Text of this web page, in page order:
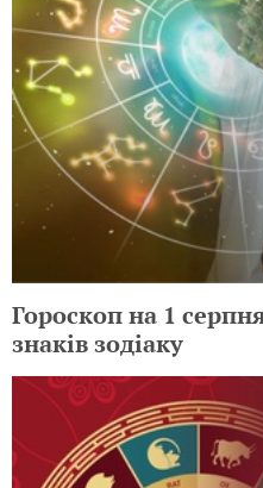
Гороскоп на 1
знаків зодіаку